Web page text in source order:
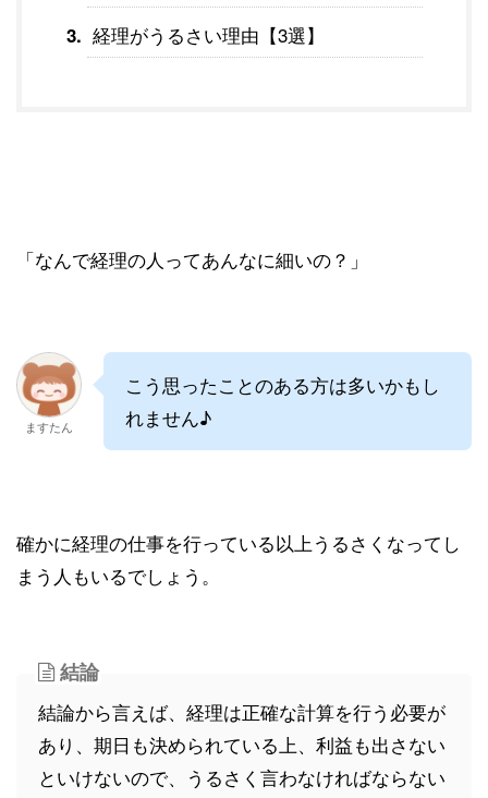
経理がうるさい理由【3選】
「なんで経理の人ってあんなに細いの？」
ますたん
こう思ったことのある方は多いかもし
れません♪
確かに経理の仕事を行っている以上うるさくなってし
まう人もいるでしょう。
結論
結論から言えば、経理は正確な計算を行う必要が
あり、期日も決められている上、利益も出さない
といけないので、うるさく言わなければならない